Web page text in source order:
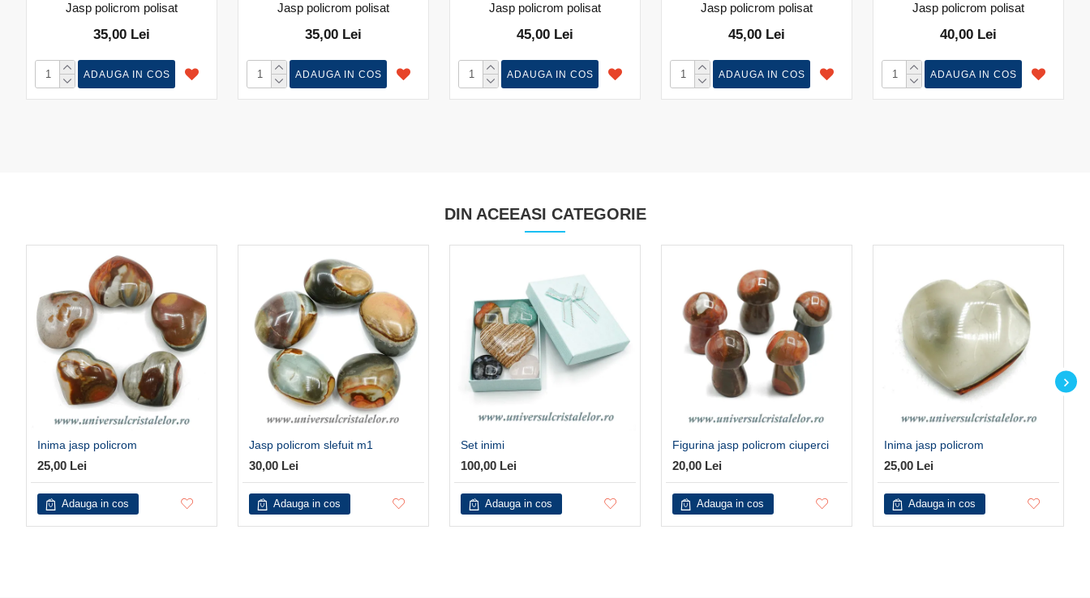
Jasp policrom polisat
35,00 Lei
ADAUGA IN COS
Jasp policrom polisat
35,00 Lei
ADAUGA IN COS
Jasp policrom polisat
45,00 Lei
ADAUGA IN COS
Jasp policrom polisat
45,00 Lei
ADAUGA IN COS
Jasp policrom polisat
40,00 Lei
ADAUGA IN COS
DIN ACEEASI CATEGORIE
Inima jasp policrom
25,00 Lei
Adauga in cos
Jasp policrom slefuit m1
30,00 Lei
Adauga in cos
Set inimi
100,00 Lei
Adauga in cos
Figurina jasp policrom ciuperci
20,00 Lei
Adauga in cos
Inima jasp policrom
25,00 Lei
Adauga in cos